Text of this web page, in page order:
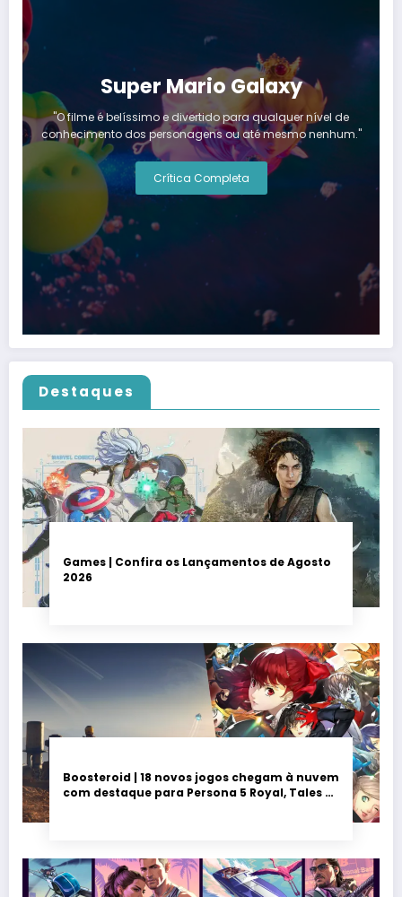
Super Mario Galaxy
"O filme é belíssimo e divertido para qualquer nível de
conhecimento dos personagens ou até mesmo nenhum."
Crítica Completa
Destaques
Games | Confira os Lançamentos de Agosto
2026
Boosteroid | 18 novos jogos chegam à nuvem
com destaque para Persona 5 Royal, Tales of